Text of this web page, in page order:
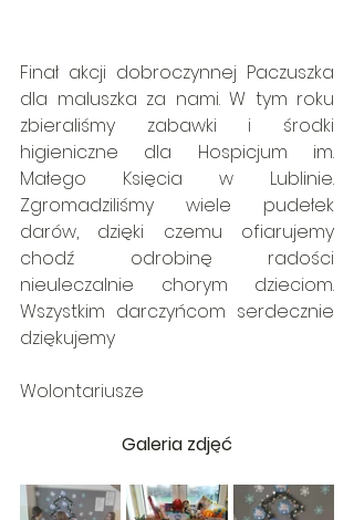
Finał akcji dobroczynnej Paczuszka
dla maluszka za nami. W tym roku
zbieraliśmy zabawki i środki
higieniczne dla Hospicjum im.
Małego Księcia w Lublinie.
Zgromadziliśmy wiele pudełek
darów, dzięki czemu ofiarujemy
chodź odrobinę radości
nieuleczalnie chorym dzieciom.
Wszystkim darczyńcom serdecznie
dziękujemy
Wolontariusze
Galeria zdjęć